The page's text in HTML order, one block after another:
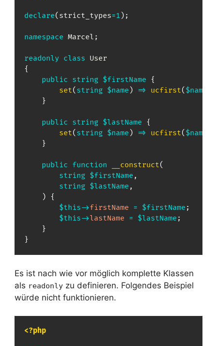
declare( strict_types=1 ) ;
namespace Marcel ;
readonly class User
{
public string $firstName {
set( string $name ) => ucfirst( $name
}
public string $lastName {
set( string $name ) => ucfirst( $name
}
public function __construct(
string $firstName ,
string $lastName ,
) {
$this->firstName = $firstName ;
$this->lastName = $lastName ;
}
}
Es ist nach wie vor möglich komplette Klassen
als readonly zu definieren. Folgendes Beispiel
würde nicht funktionieren.
<?php